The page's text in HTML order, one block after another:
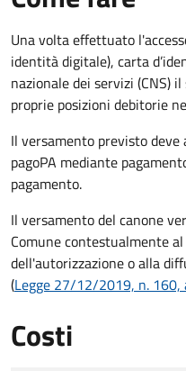
Una volta effettuato
identità digitale), carta
nazionale dei servizi (CNS)
proprie posizioni debitorie
Il versamento previsto
pagoPA mediante
pagamento.
Il versamento del canone
Comune contestualmente
dell'autorizzazione o alla
(Legge 27/12/2019, n. 160,
Costi